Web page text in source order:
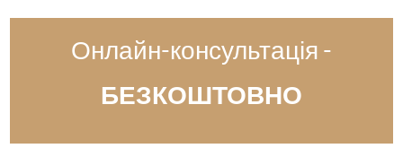
Онлайн-консультація -
БЕЗКОШТОВНО